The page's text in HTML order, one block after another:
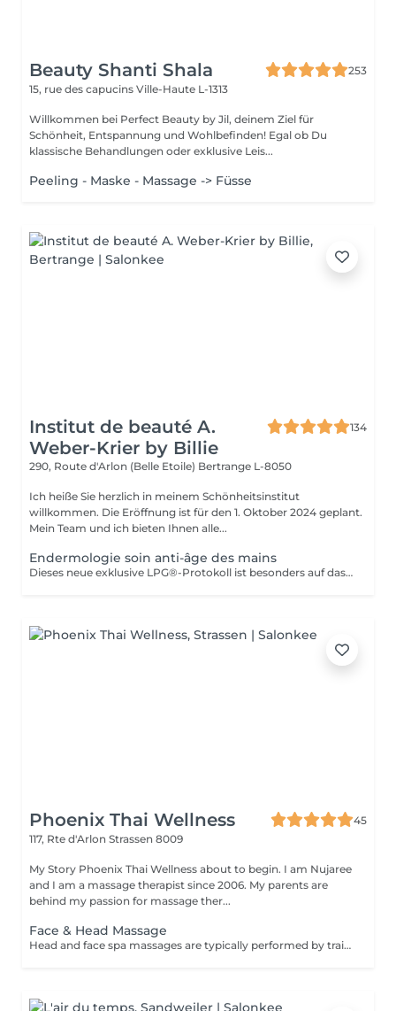
Beauty Shanti Shala
253
15, rue des capucins Ville-Haute L-1313
Willkommen bei Perfect Beauty by Jil, deinem Ziel für
Schönheit, Entspannung und Wohlbefinden! Egal ob Du
klassische Behandlungen oder exklusive Leis...
Peeling - Maske - Massage -> Füsse
Institut de beauté A.
Weber-Krier by Billie
134
290, Route d'Arlon (Belle Etoile) Bertrange L-8050
Ich heiße Sie herzlich in meinem Schönheitsinstitut
willkommen. Die Eröffnung ist für den 1. Oktober 2024 geplant.
Mein Team und ich bieten Ihnen alle...
Endermologie soin anti-âge des mains
Dieses neue exklusive LPG®-Protokoll ist besonders auf das Wohlbefinden der Verbraucher bedacht und stellt eine Allianz aus Technik dar, die auf der patentierten Technologie des CelluM6 Alliance®-Geräts und der Sensorik für eine sofortige und dauerhafte Wirkung auf den Körper basiert. Und dies dank einer Reihe von Manövern, die sowohl vom Alliance®-Behandlungskopf, dem Auflegen einer Maske als auch von den Händen des Behandlers ausgeführt werden
Phoenix Thai Wellness
45
117, Rte d'Arlon Strassen 8009
My Story Phoenix Thai Wellness about to begin. I am Nujaree
and I am a massage therapist since 2006. My parents are
behind my passion for massage ther...
Face & Head Massage
Head and face spa massages are typically performed by trained professionals in spa or wellness centers, providing a range of benefits including deep stress relief, a refreshed and revitalized feeling, eased muscle tightness, and enhanced skin health.